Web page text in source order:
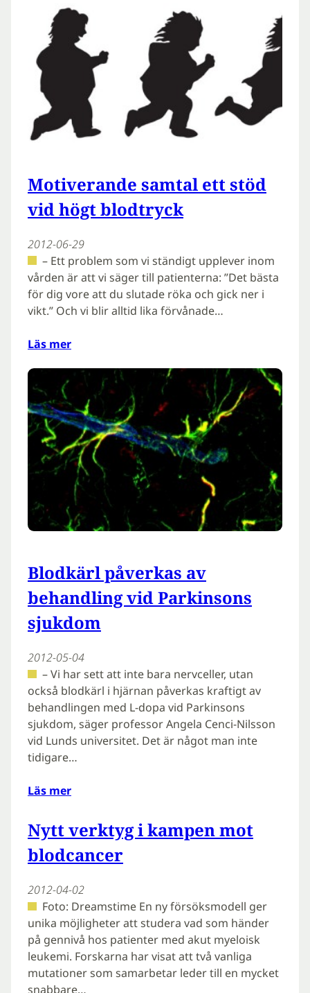
Motiverande samtal ett stöd
vid högt blodtryck
2012-06-29
– Ett problem som vi ständigt upplever inom
vården är att vi säger till patienterna: ”Det bästa
för dig vore att du slutade röka och gick ner i
vikt.” Och vi blir alltid lika förvånade…
Läs mer
Blodkärl påverkas av
behandling vid Parkinsons
sjukdom
2012-05-04
– Vi har sett att inte bara nervceller, utan
också blodkärl i hjärnan påverkas kraftigt av
behandlingen med L-dopa vid Parkinsons
sjukdom, säger professor Angela Cenci-Nilsson
vid Lunds universitet. Det är något man inte
tidigare…
Läs mer
Nytt verktyg i kampen mot
blodcancer
2012-04-02
Foto: Dreamstime En ny försöksmodell ger
unika möjligheter att studera vad som händer
på gennivå hos patienter med akut myeloisk
leukemi. Forskarna har visat att två vanliga
mutationer som samarbetar leder till en mycket
snabbare…